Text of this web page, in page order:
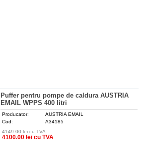
Puffer pentru pompe de caldura AUSTRIA
EMAIL WPPS 400 litri
Producator:
AUSTRIA EMAIL
Cod:
A34185
4149.00 lei cu TVA
4100.00 lei cu TVA